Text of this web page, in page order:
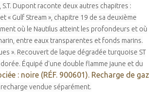
Dupont raconte deux autres chapitres :
« Gulf Stream », chapitre 19 de sa deuxième
où le Nautilus atteint les profondeurs et où
entre eaux transparentes et fonds marins.
». Recouvert de laque dégradée turquoise ST
Équipé d'une double flamme jaune et du
: noire (RÉF. 900601). Recharge de gaz
vendue séparément.